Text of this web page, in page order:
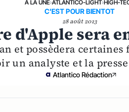
A LA UNE›ATLANTICO-LIGHT›HIGH-
C'EST POUR BIENTOT
28 août 2013
d'Apple sera
et possèdera
un analyste et la
Atlantico Rédaction